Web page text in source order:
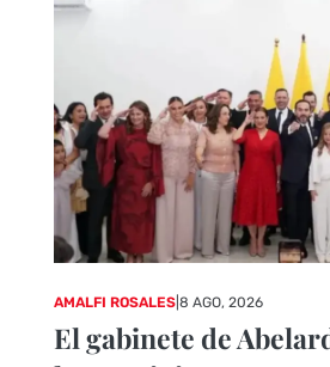
AMALFI ROSALES| 8 AGO, 2026
El gabinete de